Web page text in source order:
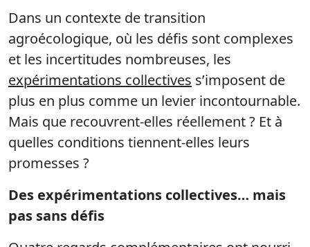
Dans un contexte de transition
agroécologique, où les défis sont complexes
et les incertitudes nombreuses, les
expérimentations collectives s’imposent de
plus en plus comme un levier incontournable.
Mais que recouvrent-elles réellement ? Et à
quelles conditions tiennent-elles leurs
promesses ?
Des expérimentations collectives… mais
pas sans défis